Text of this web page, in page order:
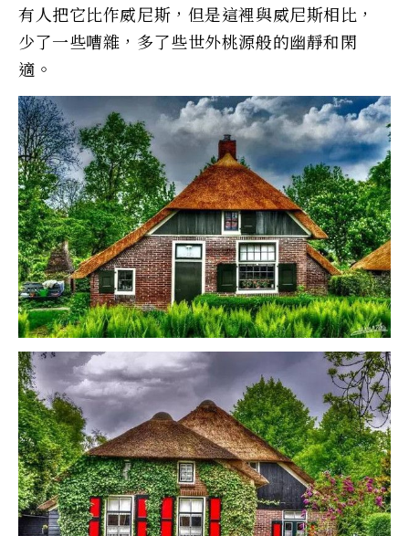
有人把它比作威尼斯，但是這裡與威尼斯相比，
少了一些嘈雜，多了些世外桃源般的幽靜和閑
適。